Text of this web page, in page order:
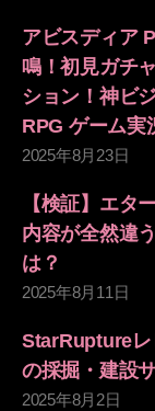
アビスディア
鳴！初見ガチ
ション！神ビ
RPG ゲーム実
2025年8月23日
【検証】エタ
内容が全然違
は？
2025年8月11日
StarRuptureレ
の採掘・建設
2025年8月2日